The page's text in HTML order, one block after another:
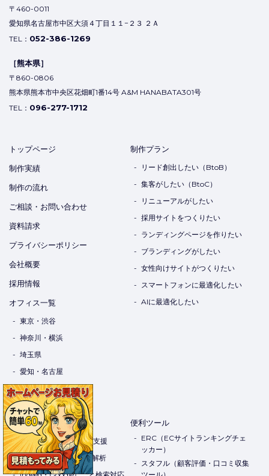
〒460-0011
愛知県名古屋市中区大須４丁目１１−２３ ２Ａ
TEL： 052-386-1269
［熊本県］
〒860-0806
熊本県熊本市中央区花畑町1番14号 A&M HANABATA301号
TEL： 096-277-1712
トップページ
制作実績
制作の流れ
ご相談・お問い合わせ
資料請求
プライバシーポリシー
会社概要
採用情報
オフィス一覧
東京・渋谷
神奈川・横浜
埼玉県
愛知・名古屋
熊本県
制作プラン
リード創出したい（BtoB）
集客がしたい（BtoC）
リニューアルがしたい
採用サイトをつくりたい
ランディングページを作りたい
ブランディングがしたい
女性向けサイトがつくりたい
スマートフォンに最適化したい
AIに最適化したい
サービス・技術
Webコンサルティング支援
ホームページの分析・解析
便利ツール
ERC（ECサイトランキングチェ
ッカー）
スタフル（顧客評価・口コミ収集